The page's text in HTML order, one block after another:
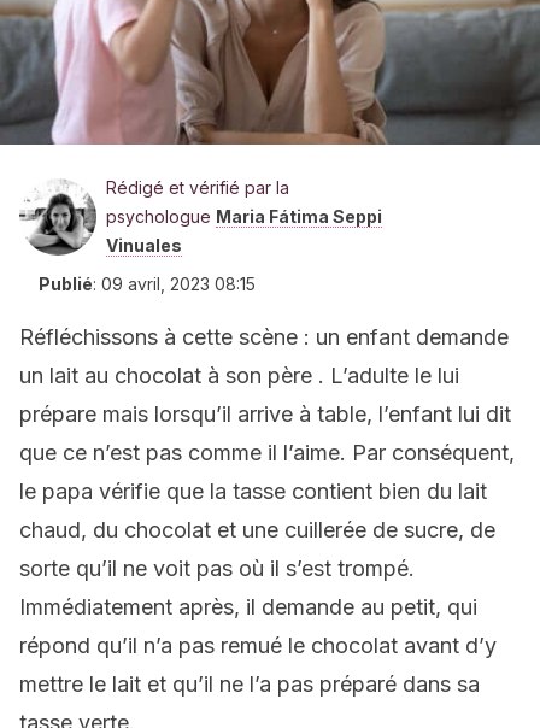
Rédigé et vérifié par la
psychologue Maria Fátima Seppi
Vinuales
Publié: 09 avril, 2023 08:15
Réfléchissons à cette scène : un enfant demande
un lait au chocolat à son père . L’adulte le lui
prépare mais lorsqu’il arrive à table, l’enfant lui dit
que ce n’est pas comme il l’aime. Par conséquent,
le papa vérifie que la tasse contient bien du lait
chaud, du chocolat et une cuillerée de sucre, de
sorte qu’il ne voit pas où il s’est trompé.
Immédiatement après, il demande au petit, qui
répond qu’il n’a pas remué le chocolat avant d’y
mettre le lait et qu’il ne l’a pas préparé dans sa
tasse verte.